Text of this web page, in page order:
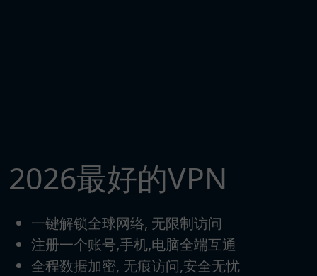
2026最好的VPN
一键解锁全球网络, 无限制访问
注册一个账号,手机,电脑全端互通
全程数据加密, 无痕访问,安全无忧